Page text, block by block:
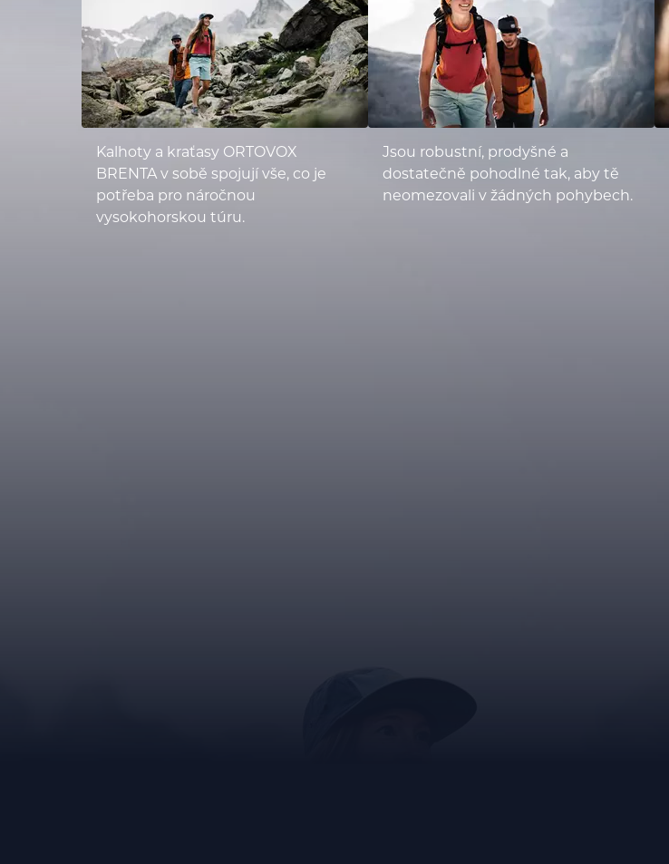
Kalhoty a kraťasy ORTOVOX
BRENTA v sobě spojují vše, co je
potřeba pro náročnou
vysokohorskou túru.
Jsou robustní, prodyšné a
dostatečně pohodlné tak, aby tě
neomezovali v žádných pohybech.